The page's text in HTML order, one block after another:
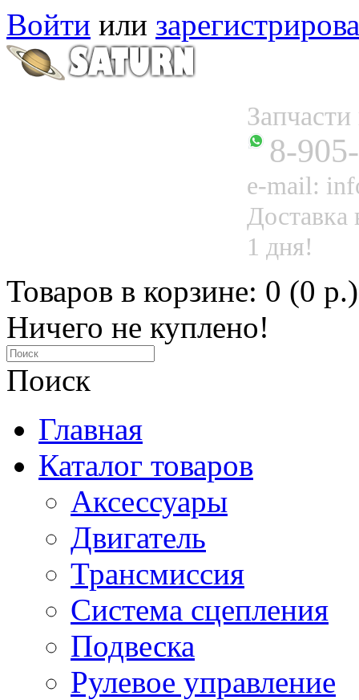
Войти или
8-
e-mail:
Доставка
1 дня!
Товаров в корзине: 0 (0 р.)
Ничего не куплено!
Поиск
Главная
Каталог товаров
Аксессуары
Двигатель
Трансмиссия
Система сцепления
Подвеска
Рулевое управление